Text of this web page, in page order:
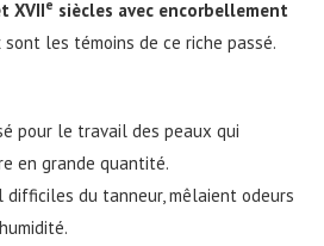
XVIIe siècles avec encorbellement
sont les témoins de ce riche passé.
pour le travail des peaux qui
en grande quantité.
difficiles du tanneur, mêlaient odeurs